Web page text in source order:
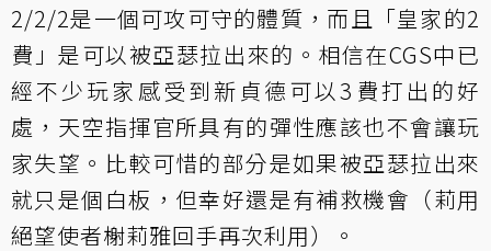
2/2/2是一個可攻可守的體質，而且「皇家的2
費」是可以被亞瑟拉出來的。相信在CGS中已
經不少玩家感受到新貞德可以3費打出的好
處，天空指揮官所具有的彈性應該也不會讓玩
家失望。比較可惜的部分是如果被亞瑟拉出來
就只是個白板，但幸好還是有補救機會（莉用
絕望使者榭莉雅回手再次利用）。